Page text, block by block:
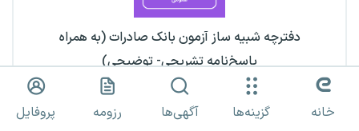
دفترچه شبیه ساز آزمون بانک صادرات (به همراه
پاسخ‌نامه تشریحی- توضیحی)
,۰۰۰ تومان
خانه گزینه‌ها آگهی‌ها رزومه پروفایل